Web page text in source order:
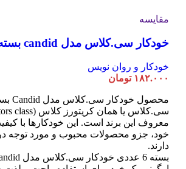
مقایسه
خودکار سی.کلاس مدل candid بسته 6 عددی
خودکار و روان نویس
۱۸۲.۰۰۰ تومان
معروف این برند است. این خودکارها با
خود، جزو محصولات محبوب و مورد توجه در
دارند.